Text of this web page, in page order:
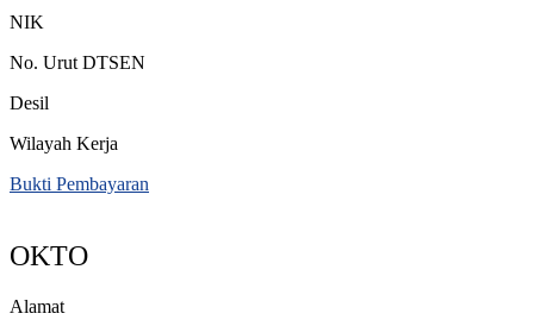
NIK
No. Urut DTSEN
Desil
Wilayah Kerja
Bukti Pembayaran
OKTO
Alamat